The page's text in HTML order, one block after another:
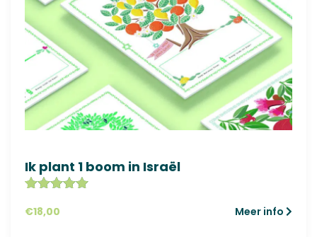
Ik plant 1 boom in Israël
d5.00
€18,00 Meer info